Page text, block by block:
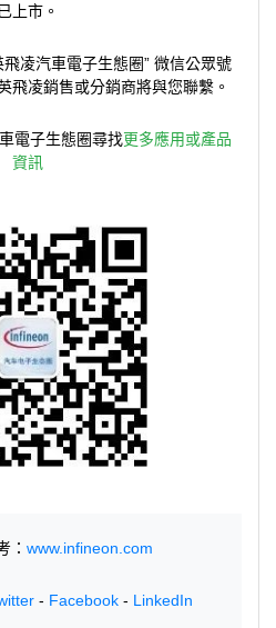
上市。
凌汽車電子生態圈” 微信公眾號
飛凌銷售或分銷商將與您聯繫。
電子生態圈尋找更多應用或產品
資訊
： www.infineon.com
- Facebook- LinkedIn